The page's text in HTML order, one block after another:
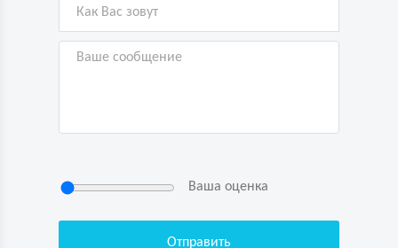
Ваша оценка
Нажимая кнопку “Отправить”, я